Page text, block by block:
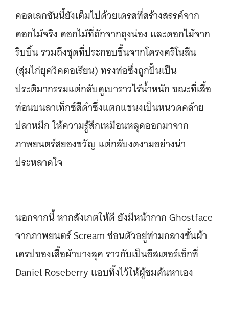
คอลเลกชันนี้ยังเต็มไปด้วยเดรสที่สร้างสรรค์จาก
ดอกไม้จริง ดอกไม้ที่ถักจากถุงน่อง และดอกไม้จาก
ริบบิ้น รวมถึงชุดที่ประกอบขึ้นจากโครงคริโนลีน
(สุ่มไก่ยุควิคตอเรียน) ทรงท่อซึ่งถูกปั้นเป็น
ประติมากรรมแต่กลับดูเบาราวไร้น้ำหนัก ขณะที่เสื้อ
ท่อนบนลาเท็กซ์สีดำซึ่งแตกแขนงเป็นหนวดคล้าย
ปลาหมึก ให้ความรู้สึกเหมือนหลุดออกมาจาก
ภาพยนตร์สยองขวัญ แต่กลับงดงามอย่างน่า
ประหลาดใจ
นอกจากนี้ หากสังเกตให้ดี ยังมีหน้ากาก Ghostface
จากภาพยนตร์ Scream ซ่อนตัวอยู่ท่ามกลางชั้นผ้า
เดรปของเสื้อผ้าบางลุค ราวกับเป็นอีสเตอร์เอ็กที่
Daniel Roseberry แอบทิ้งไว้ให้ผู้ชมค้นหาเอง